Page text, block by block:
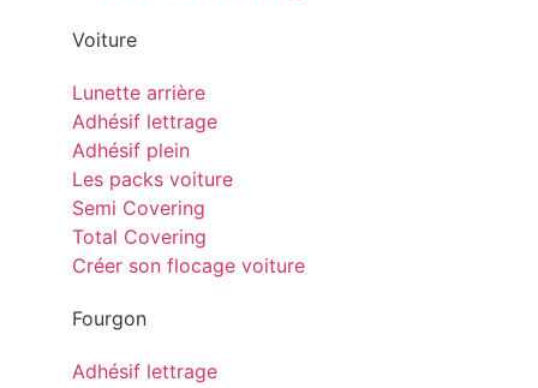
Voiture
Lunette arrière
Adhésif lettrage
Adhésif plein
Les packs voiture
Semi Covering
Total Covering
Créer son flocage voiture
Fourgon
Adhésif lettrage